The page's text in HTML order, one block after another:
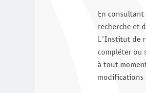
En
recherche et
L'Institut de
compléter ou
à tout
modifications